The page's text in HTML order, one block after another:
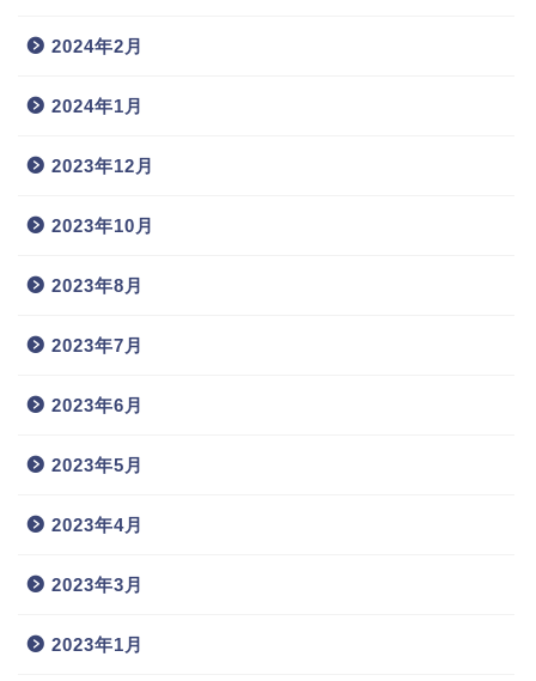
2024年2月
2024年1月
2023年12月
2023年10月
2023年8月
2023年7月
2023年6月
2023年5月
2023年4月
2023年3月
2023年1月